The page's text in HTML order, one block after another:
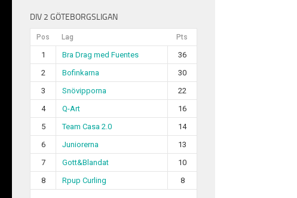
DIV 2 GÖTEBORGSLIGAN
Pos Lag Pts
1 Bra Drag med Fuentes
36
2
Bofinkarna
30
3
Snövipporna
22
4
Q-Art
16
5
Team Casa 2.0
14
6
Juniorerna
13
7
Gott&Blandat
10
8
Rpup Curling 8